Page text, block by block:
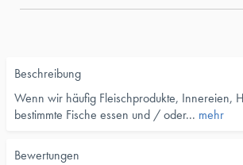
Beschreibung
Wenn wir häufig Fleischprodukte, Innereien,
bestimmte Fische essen und / oder... mehr
Bewertungen